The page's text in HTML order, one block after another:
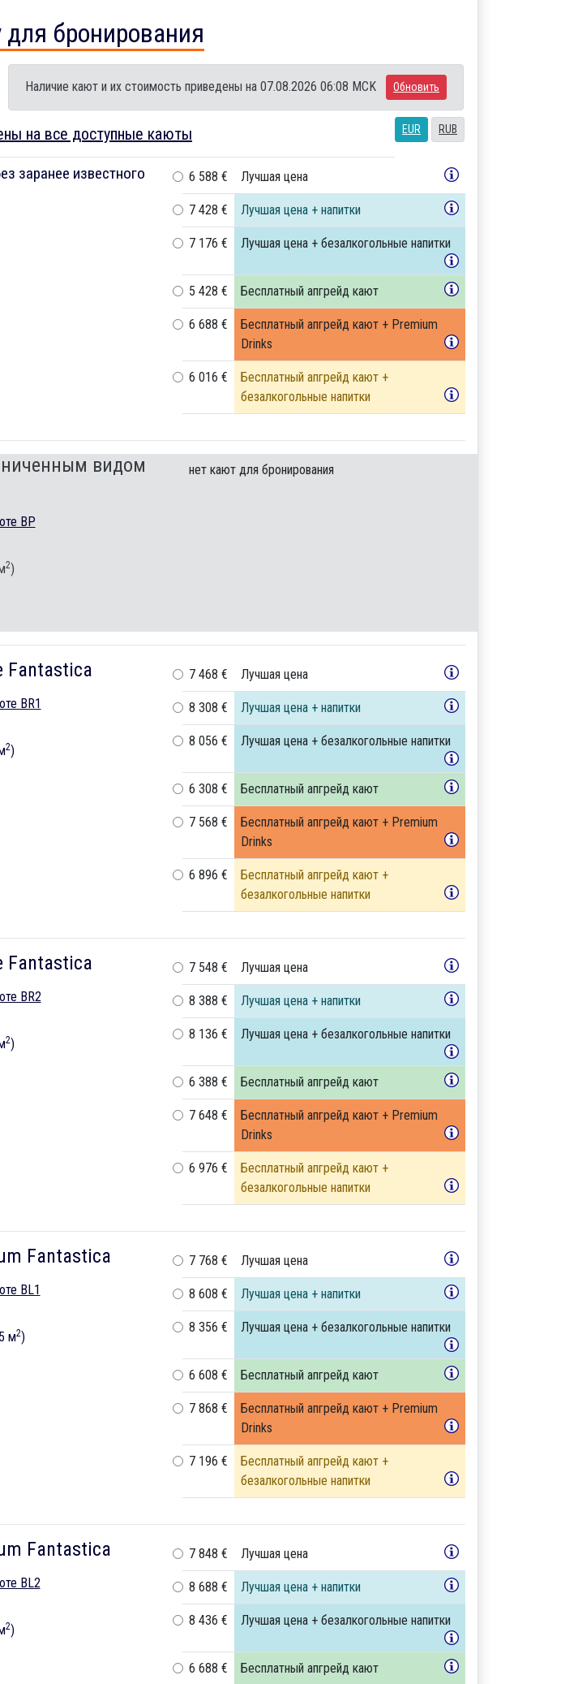
бронирования
Наличие кают и их стоимость приведены на 07.08.2026 06:08 MCK Обновить
EUR RUB
на все доступные каюты
заранее известного
6 588 € Лучшая цена
7 428 € Лучшая цена + напитки
7 176 € Лучшая цена + безалкогольные напитки
5 428 € Бесплатный апгрейд кают
6 688 €
Бесплатный апгрейд кают + Premium
Drinks
6 016 €
Бесплатный апгрейд кают +
безалкогольные напитки
видом
BP
2)
нет кают для бронирования
Fantastica
BR1
2)
7 468 € Лучшая цена
8 308 € Лучшая цена + напитки
8 056 € Лучшая цена + безалкогольные напитки
6 308 € Бесплатный апгрейд кают
7 568 €
Бесплатный апгрейд кают + Premium
Drinks
6 896 €
Бесплатный апгрейд кают +
безалкогольные напитки
Fantastica
BR2
2)
7 548 € Лучшая цена
8 388 € Лучшая цена + напитки
8 136 € Лучшая цена + безалкогольные напитки
6 388 € Бесплатный апгрейд кают
7 648 €
Бесплатный апгрейд кают + Premium
Drinks
6 976 €
Бесплатный апгрейд кают +
безалкогольные напитки
Fantastica
BL1
м2)
7 768 € Лучшая цена
8 608 € Лучшая цена + напитки
8 356 € Лучшая цена + безалкогольные напитки
6 608 € Бесплатный апгрейд кают
7 868 €
Бесплатный апгрейд кают + Premium
Drinks
7 196 €
Бесплатный апгрейд кают +
безалкогольные напитки
Fantastica
BL2
2)
7 848 € Лучшая цена
8 688 € Лучшая цена + напитки
8 436 € Лучшая цена + безалкогольные напитки
6 688 € Бесплатный апгрейд кают